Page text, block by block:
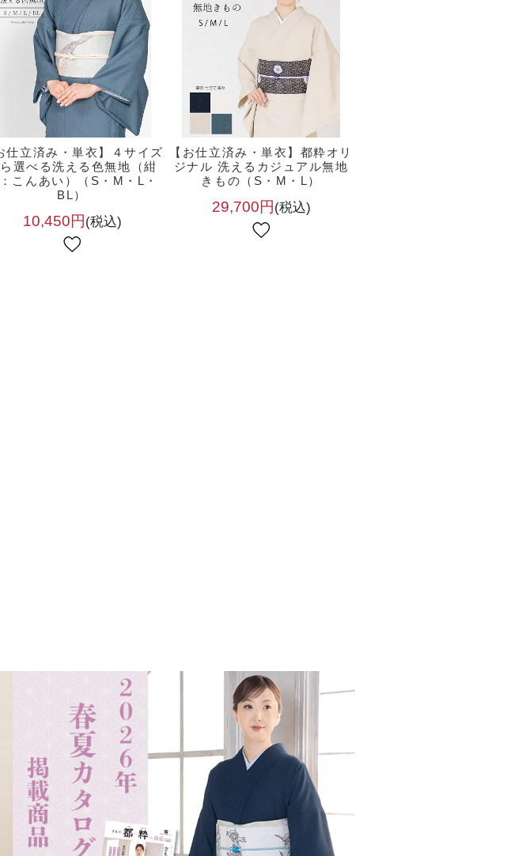
仕立済み・単衣】４サイズ
選べる洗える色無地（紺
こんあい）（S・M・L・
BL）
10,450円 (税込)
【お仕立済み・単衣】都粋オリ
ジナル 洗えるカジュアル無地
きもの（S・M・L）
29,700円 (税込)